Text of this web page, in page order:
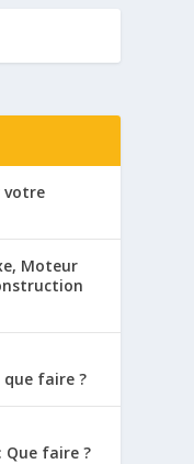
votre
Moteur
que faire ?
Que faire ?